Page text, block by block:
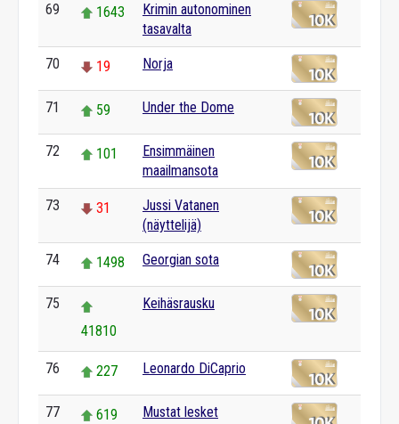
69 1643
Krimin autonominen
tasavalta
70 19 Norja
71 59 Under the Dome
72 101
Ensimmäinen
maailmansota
73 31
Jussi Vatanen
(näyttelijä)
74 1498 Georgian sota
75
41810
Keihäsrausku
76 227 Leonardo DiCaprio
77 619 Mustat lesket